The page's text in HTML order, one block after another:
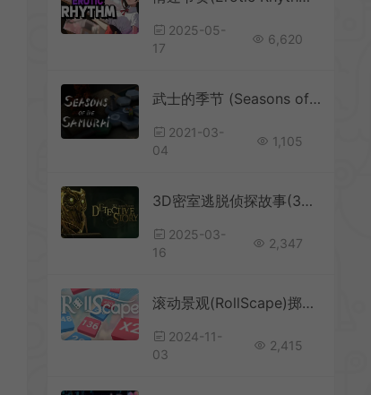
2025-05-
17
6,620
武士的季节 (Seasons of the Samurai) 简中|PC|逻辑休闲解谜游戏
2021-03-
04
1,105
3D密室逃脱侦探故事(3D Escape Room: Detective Story)沉浸式解谜游戏|下载
2025-03-
16
2,347
滚动景观(RollScape)掷骰子休闲肉鸽游戏|单机|中文|益智|免费下载
2024-11-
03
2,415